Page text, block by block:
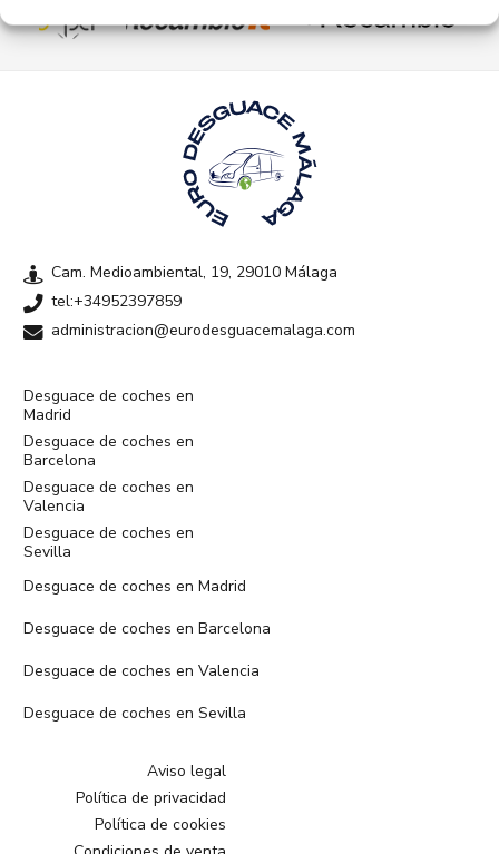
Cam. Medioambiental, 19, 29010 Málaga
tel:+34952397859
administracion@eurodesguacemalaga.com
Desguace de coches en
Madrid
Desguace de coches en
Barcelona
Desguace de coches en
Valencia
Desguace de coches en
Sevilla
Desguace de coches en Madrid
Desguace de coches en Barcelona
Desguace de coches en Valencia
Desguace de coches en Sevilla
Aviso legal
Política de privacidad
Política de cookies